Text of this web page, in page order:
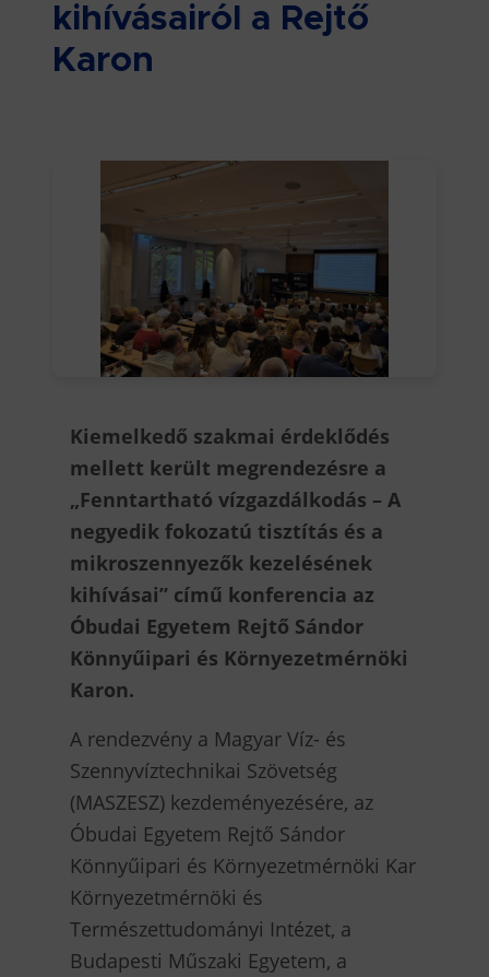
kihívásairól a Rejtő
Karon
Kiemelkedő szakmai érdeklődés
mellett került megrendezésre a
„Fenntartható vízgazdálkodás – A
negyedik fokozatú tisztítás és a
mikroszennyezők kezelésének
kihívásai” című konferencia az
Óbudai Egyetem Rejtő Sándor
Könnyűipari és Környezetmérnöki
Karon.
A rendezvény a Magyar Víz- és
Szennyvíztechnikai Szövetség
(MASZESZ) kezdeményezésére, az
Óbudai Egyetem Rejtő Sándor
Könnyűipari és Környezetmérnöki Kar
Környezetmérnöki és
Természettudományi Intézet, a
Budapesti Műszaki Egyetem, a